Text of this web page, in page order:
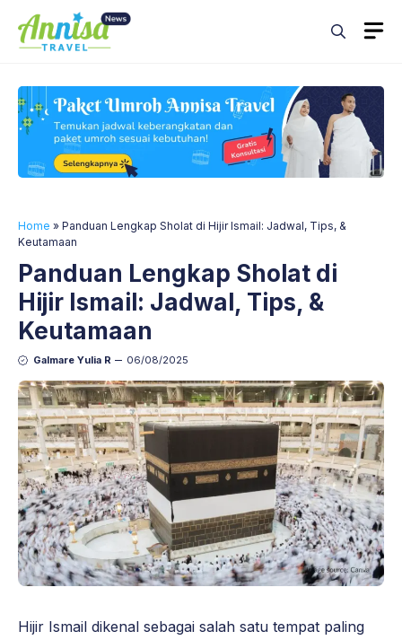
content
Home » Panduan Lengkap Sholat di Hijir Ismail: Jadwal, Tips, &
Keutamaan
Panduan Lengkap Sholat di
Hijir Ismail: Jadwal, Tips, &
Keutamaan
Galmare Yulia R 06/08/2025
Hijir Ismail dikenal sebagai salah satu tempat paling